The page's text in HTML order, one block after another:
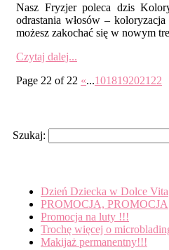
Nasz Fryzjer poleca dzis
odrastania włosów –
możesz zakochać się w nowym
Czytaj dalej...
Page 22 of 22 «...1018192021 22
Szukaj:
Dzień Dziecka w Dolce Vita
PROMOCJA, PROMOCJA
Promocja na luty !!!
Trochę więcej o
Makijaż permanentny!!!